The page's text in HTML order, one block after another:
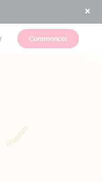
Commencer